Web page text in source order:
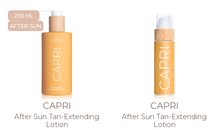
NEW SIZE
AFTER SUN
CAPRI
After Sun Tan-Extending
Lotion
CAPRI
After Sun Tan-Extending
Lotion